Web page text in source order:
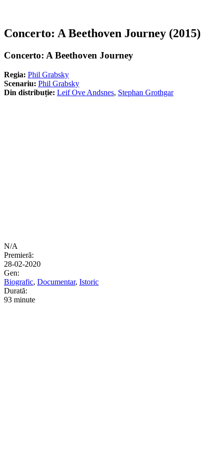
Concerto: A Beethoven Journey (2015)
Concerto: A Beethoven Journey
Regia: Phil Grabsky
Scenariu: Phil Grabsky
Din distribuție: Leif Ove Andsnes, Stephan Grothgar
N/A
Premieră:
28-02-2020
Gen:
Biografic, Documentar, Istoric
Durată:
93 minute